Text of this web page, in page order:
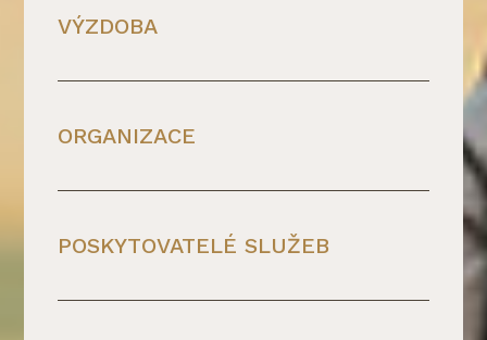
VÝZDOBA
ORGANIZACE
POSKYTOVATELÉ SLUŽEB